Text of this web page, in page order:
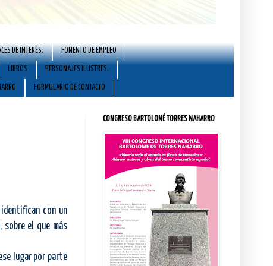
DE INTERÉS. FOMENTO DE EMPLEO
LIBROS PERSONAJES ILUSTRES.
FORMULARIO DE CONTACTO
con un
, sobre el que más
lugar por parte
CONGRESO BARTOLOMÉ TORRES NAHARRO